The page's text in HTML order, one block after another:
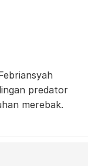
predator
merebak.